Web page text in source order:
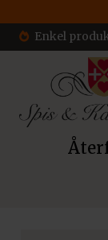
Enkel